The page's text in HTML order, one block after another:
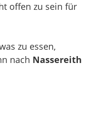
offen zu sein für
zu essen,
nach Nassereith